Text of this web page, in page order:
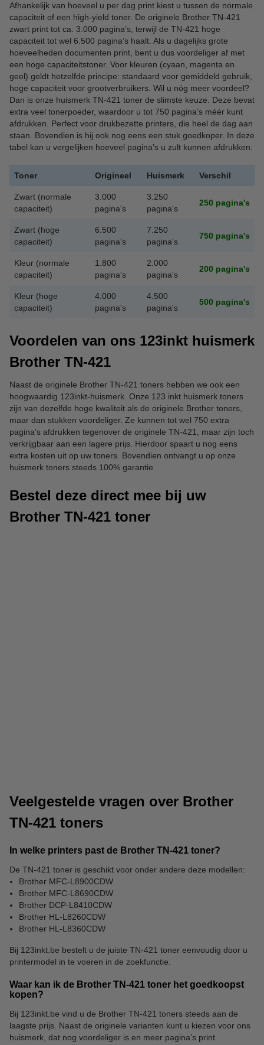
Afhankelijk van hoeveel u per dag print kiest u tussen de normale
capaciteit of een high-yield toner. De originele Brother TN-421
zwart print tot ca. 3.000 pagina’s, terwijl de TN-421 hoge
capaciteit tot wel 6.500 pagina’s haalt. Als u dagelijks grote
hoeveelheden documenten print, bent u dus voordeliger af met
een hoge capaciteitstoner. Voor kleuren (cyaan, magenta en
geel) geldt hetzelfde principe: standaard voor gemiddeld gebruik,
hoge capaciteit voor grootverbruikers. Wil u nóg meer voordeel?
Dan is onze huismerk TN-421 toner de slimste keuze. Deze bevat
extra veel tonerpoeder, waardoor u tot 750 pagina’s méér kunt
afdrukken. Perfect voor drukbezette printers, die heel de dag aan
staan. Bovendien is hij ook nog eens een stuk goedkoper. In deze
tabel kan u vergelijken hoeveel pagina’s u zult kunnen afdrukken:
Toner Origineel Huismerk Verschil
Zwart (normale
capaciteit)
3.000
pagina's
3.250
pagina's
250 pagina's
Zwart (hoge
capaciteit)
6.500
pagina's
7.250
pagina's
750 pagina's
Kleur (normale
capaciteit)
1.800
pagina's
2.000
pagina's
200 pagina's
Kleur (hoge
capaciteit)
4.000
pagina's
4.500
pagina's
500 pagina's
Voordelen van ons 123inkt huismerk
Brother TN-421
Naast de originele Brother TN-421 toners hebben we ook een
hoogwaardig 123inkt-huismerk. Onze 123 inkt huismerk toners
zijn van dezelfde hoge kwaliteit als de originele Brother toners,
maar dan stukken voordeliger. Ze kunnen tot wel 750 extra
pagina’s afdrukken tegenover de originele TN-421, maar zijn toch
verkrijgbaar aan een lagere prijs. Hierdoor spaart u nog eens
extra kosten uit op uw toners. Bovendien ontvangt u op onze
huismerk toners steeds 100% garantie.
Bestel deze direct mee bij uw
Brother TN-421 toner
123inkt papier Papierversnipperaars
Veelgestelde vragen over Brother
TN-421 toners
In welke printers past de Brother TN-421 toner?
De TN-421 toner is geschikt voor onder andere deze modellen:
Brother MFC-L8900CDW
Brother MFC-L8690CDW
Brother DCP-L8410CDW
Brother HL-L8260CDW
Brother HL-L8360CDW
Bij 123inkt.be bestelt u de juiste TN-421 toner eenvoudig door u
printermodel in te voeren in de zoekfunctie.
Waar kan ik de Brother TN-421 toner het goedkoopst
kopen?
Bij 123inkt.be vind u de Brother TN-421 toners steeds aan de
laagste prijs. Naast de originele varianten kunt u kiezen voor ons
huismerk, dat nog voordeliger is en meer pagina’s print.